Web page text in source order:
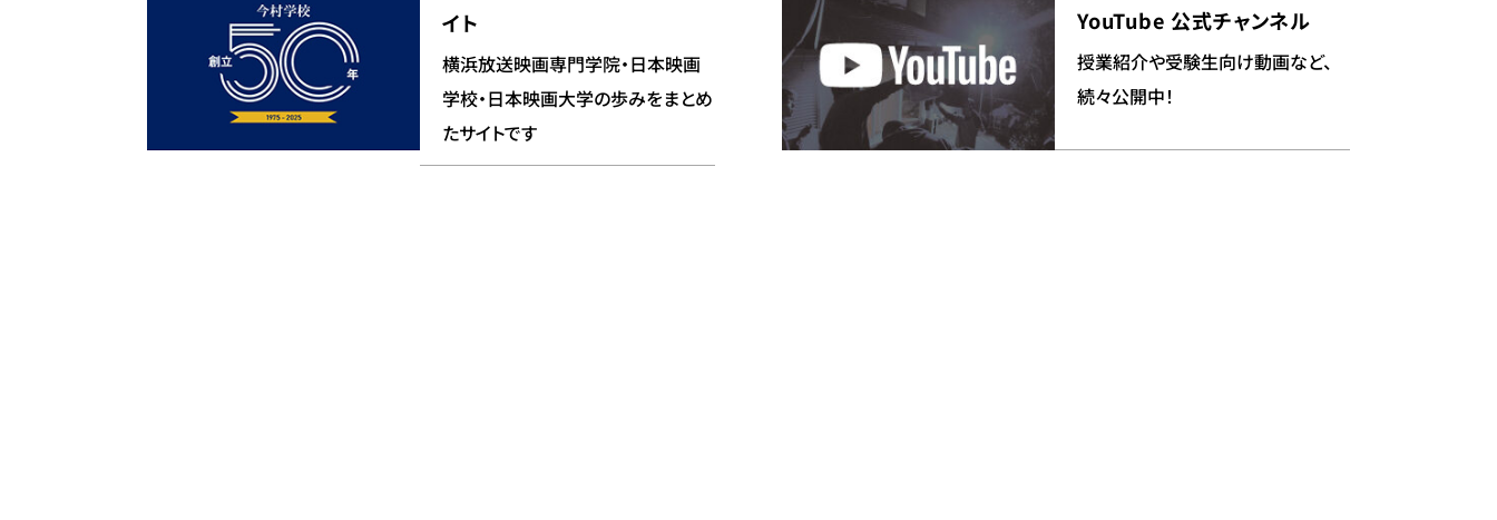
イト
横浜放送映画専門学院・日本映画
学校・日本映画大学の歩みをまとめ
たサイトです
YouTube 公式チャンネル
授業紹介や受験生向け動画など、
続々公開中！